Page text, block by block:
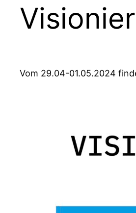
Vom 29.04-01.05.2024